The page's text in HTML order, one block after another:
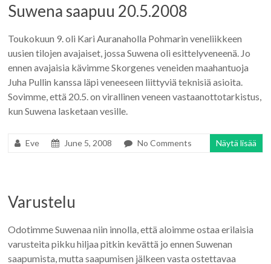
Suwena saapuu 20.5.2008
Toukokuun 9. oli Kari Auranaholla Pohmarin veneliikkeen
uusien tilojen avajaiset, jossa Suwena oli esittelyveneenä. Jo
ennen avajaisia kävimme Skorgenes veneiden maahantuoja
Juha Pullin kanssa läpi veneeseen liittyviä teknisiä asioita.
Sovimme, että 20.5. on virallinen veneen vastaanottotarkistus,
kun Suwena lasketaan vesille.
Eve June 5, 2008 No Comments Näytä lisää
Varustelu
Odotimme Suwenaa niin innolla, että aloimme ostaa erilaisia
varusteita pikku hiljaa pitkin kevättä jo ennen Suwenan
saapumista, mutta saapumisen jälkeen vasta ostettavaa